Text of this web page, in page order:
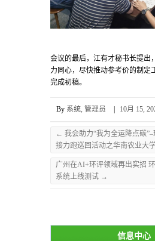
会议的最后，江有才秘书长提出
力同心，尽快推动参考价的制定
完成初稿。
By 系统, 管理员 | 10月 15,
← 我会助力“我为全运降点碳
接力跑巡回活动之华南农业大
广州在AI+环评领域再出实招
系统上线测试 →
信息中心